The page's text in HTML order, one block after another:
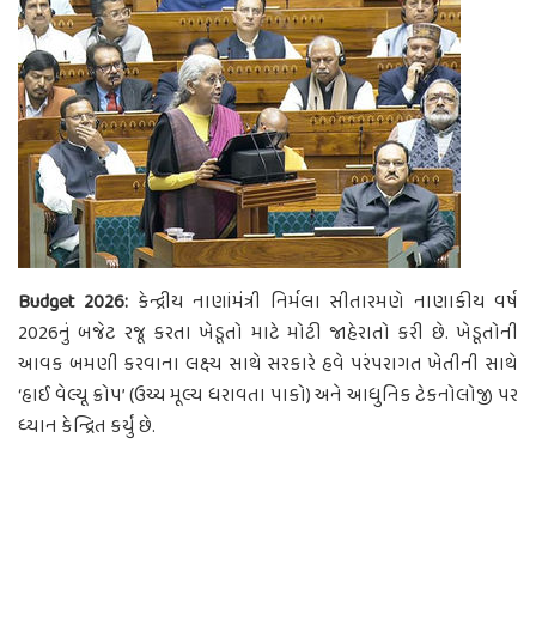
Budget 2026: કેન્દ્રીય નાણાંમંત્રી નિર્મલા સીતારમણે નાણાકીય વર્ષ
2026નું બજેટ રજૂ કરતા ખેડૂતો માટે મોટી જાહેરાતો કરી છે. ખેડૂતોની
આવક બમણી કરવાના લક્ષ્ય સાથે સરકારે હવે પરંપરાગત ખેતીની સાથે
‘હાઈ વેલ્યૂ ક્રોપ’ (ઉચ્ચ મૂલ્ય ધરાવતા પાકો) અને આધુનિક ટેકનોલોજી પર
ધ્યાન કેન્દ્રિત કર્યું છે.